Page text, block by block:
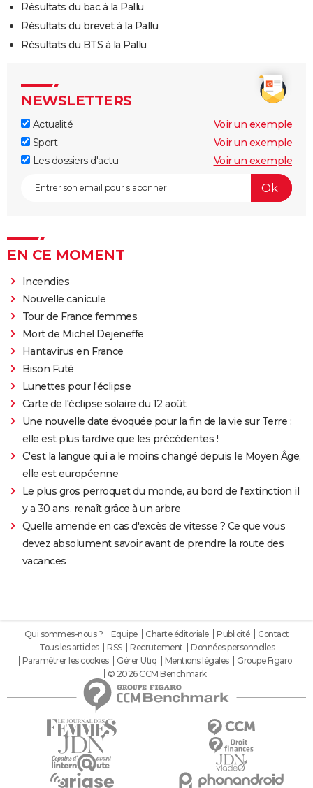
Résultats du bac à la Pallu
Résultats du brevet à la Pallu
Résultats du BTS à la Pallu
NEWSLETTERS
Actualité
Voir un exemple
Sport
Voir un exemple
Les dossiers d'actu
Voir un exemple
EN CE MOMENT
Incendies
Nouvelle canicule
Tour de France femmes
Mort de Michel Dejeneffe
Hantavirus en France
Bison Futé
Lunettes pour l'éclipse
Carte de l'éclipse solaire du 12 août
Une nouvelle date évoquée pour la fin de la vie sur Terre :
elle est plus tardive que les précédentes !
C'est la langue qui a le moins changé depuis le Moyen Âge,
elle est européenne
Le plus gros perroquet du monde, au bord de l'extinction il
y a 30 ans, renaît grâce à un arbre
Quelle amende en cas d'excès de vitesse ? Ce que vous
devez absolument savoir avant de prendre la route des
vacances
Qui sommes-nous ? Equipe Charte éditoriale Publicité
Contact
Tous les articles
RSS Recrutement
Données personnelles
Paramétrer les cookies
Gérer Utiq Mentions légales
Groupe Figaro
© 2026 CCM Benchmark